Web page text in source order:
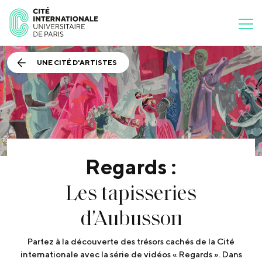
UNE CITÉ D'ARTISTES
Regards :
Les tapisseries
d'Aubusson
Partez à la découverte des trésors cachés de la Cité
internationale avec la série de vidéos « Regards ». Dans